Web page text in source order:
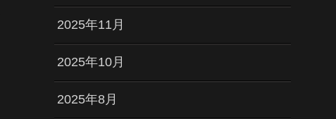
2025年11月
2025年10月
2025年8月